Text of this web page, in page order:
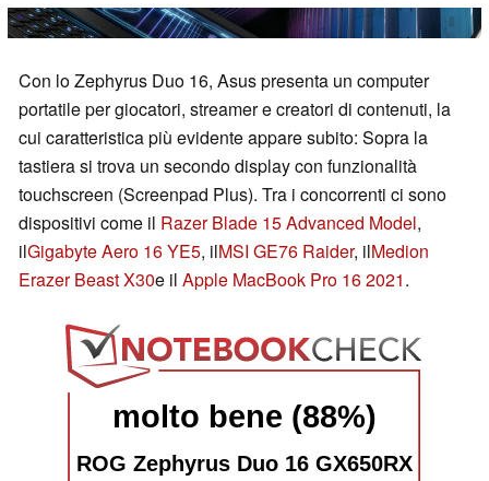
Con lo Zephyrus Duo 16, Asus presenta un computer
portatile per giocatori, streamer e creatori di contenuti, la
cui caratteristica più evidente appare subito: Sopra la
tastiera si trova un secondo display con funzionalità
touchscreen (Screenpad Plus). Tra i concorrenti ci sono
dispositivi come il Razer Blade 15 Advanced Model,
ilGigabyte Aero 16 YE5, ilMSI GE76 Raider, ilMedion
Erazer Beast X30e il Apple MacBook Pro 16 2021.
molto bene (88%)
ROG Zephyrus Duo 16 GX650RX